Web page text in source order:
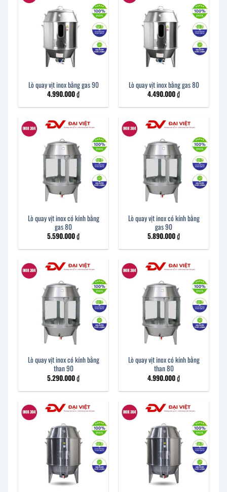
Lò quay vịt inox bằng gas 90
4.990.000₫
Lò quay vịt inox bằng gas 80
4.490.000₫
Lò quay vịt inox có kính bằng
gas 80
5.590.000₫
Lò quay vịt inox có kính bằng
gas 90
5.890.000₫
Lò quay vịt inox có kính bằng
than 90
5.290.000₫
Lò quay vịt inox có kính bằng
than 80
4.990.000₫